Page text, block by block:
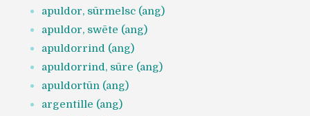
apuldor, sūrmelsc (ang)
apuldor, swēte (ang)
apuldorrind (ang)
apuldorrind, sūre (ang)
apuldortūn (ang)
argentille (ang)